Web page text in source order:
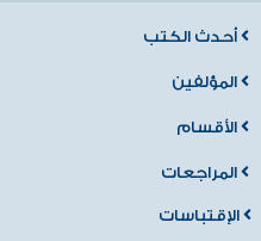
أحدث الكتب
المؤلفين
الأقسام
المراجعات
الإقتباسات